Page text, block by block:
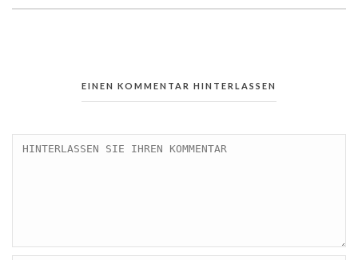
EINEN KOMMENTAR HINTERLASSEN